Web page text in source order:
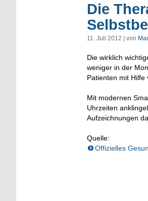
Die
11. Juli 2012 | von
Die wirklich
weniger in der
Patienten mit Hilfe
Mit modernen
Uhrzeiten
Aufzeichnungen
Quelle:
Offizielles